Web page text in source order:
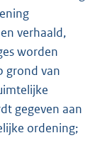
verhaald,
worden
grond van
gegeven aan
ordening;